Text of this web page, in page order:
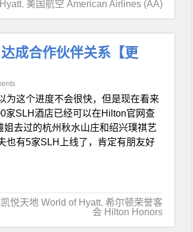
, 美国航空 American Airlines (AA)
成合作伙伴关系【更
为这个进度不会很快，但是现在看来
家SLH酒店已经可以在Hilton官网查
去过的杭州秋水山庄和绍兴璞祺艺
也有5家SLH上线了，肯定有朋友好
凯悦天地 World of Hyatt, 希尔顿荣誉客
会 Hilton Honors